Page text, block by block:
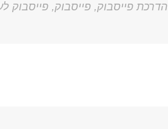
הדרכת פייסבוק, פייסבוק, פייסבוק